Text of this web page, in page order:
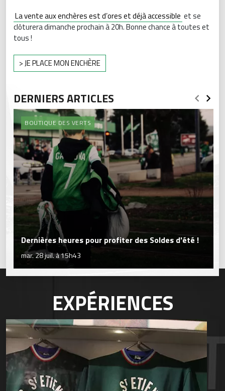
La vente aux enchères est d’ores et déjà accessible et se
clôturera dimanche prochain à 20h. Bonne chance à toutes et
tous !
> JE PLACE MON ENCHÈRE
DERNIERS ARTICLES
BOUTIQUE DES VERTS
Dernières heures pour profiter des Soldes d'été !
mar. 28 juil. à 15h43
EXPÉRIENCES